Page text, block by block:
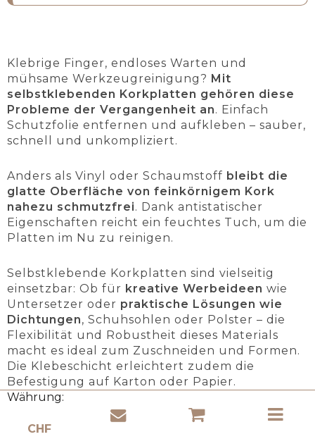
Währung:
Klebrige Finger, endloses Warten und
mühsame Werkzeugreinigung? Mit
selbstklebenden Korkplatten gehören diese
Probleme der Vergangenheit an. Einfach
Schutzfolie entfernen und aufkleben – sauber,
schnell und unkompliziert.
Anders als Vinyl oder Schaumstoff bleibt die
glatte Oberfläche von feinkörnigem Kork
nahezu schmutzfrei. Dank antistatischer
Eigenschaften reicht ein feuchtes Tuch, um die
Platten im Nu zu reinigen.
Selbstklebende Korkplatten sind vielseitig
einsetzbar: Ob für kreative Werbeideen wie
Untersetzer oder praktische Lösungen wie
Dichtungen, Schuhsohlen oder Polster – die
Flexibilität und Robustheit dieses Materials
macht es ideal zum Zuschneiden und Formen.
Die Klebeschicht erleichtert zudem die
Befestigung auf Karton oder Papier.
Plastik verschmutzt die Umwelt für
Jahrzehnte, während Kork sich auf natürliche